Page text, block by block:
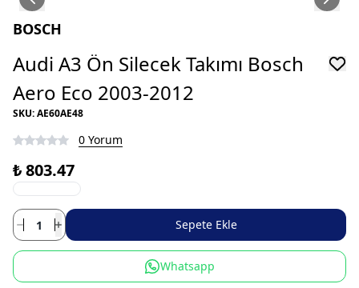
BOSCH
Audi A3 Ön Silecek Takımı Bosch
Aero Eco 2003-2012
SKU:AE60AE48
0 Yorum
₺ 803.47
Sepete Ekle
Whatsapp